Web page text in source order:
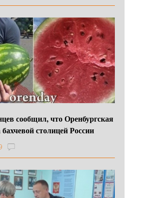
сообщил, что Оренбургская
бахчевой столицей России